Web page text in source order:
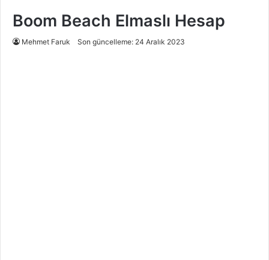
Boom Beach Elmaslı Hesap
Mehmet Faruk Son güncelleme: 24 Aralık 2023